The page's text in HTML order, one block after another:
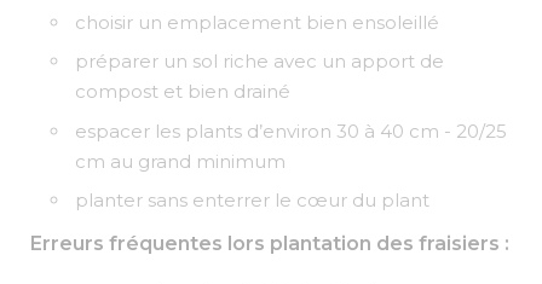
choisir un emplacement bien ensoleillé
préparer un sol riche avec un apport de
compost et bien drainé
espacer les plants d’environ 30 à 40 cm - 20/25
cm au grand minimum
planter sans enterrer le cœur du plant
Erreurs fréquentes lors plantation des fraisiers :